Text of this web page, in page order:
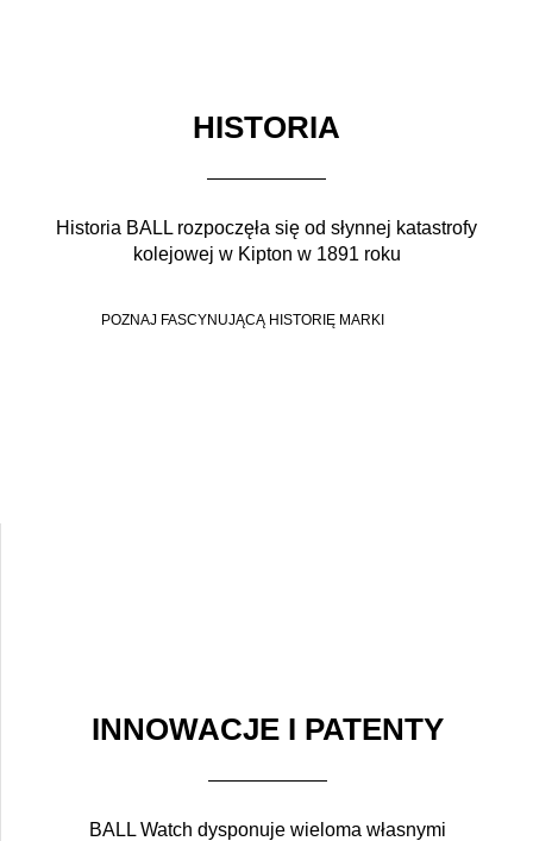
HISTORIA
Historia BALL rozpoczęła się od słynnej katastrofy
kolejowej w Kipton w 1891 roku
POZNAJ FASCYNUJĄCĄ HISTORIĘ MARKI
INNOWACJE I PATENTY
BALL Watch dysponuje wieloma własnymi